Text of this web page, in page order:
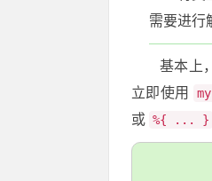
需要进行
基本上
立即使用
或 %{ ... }